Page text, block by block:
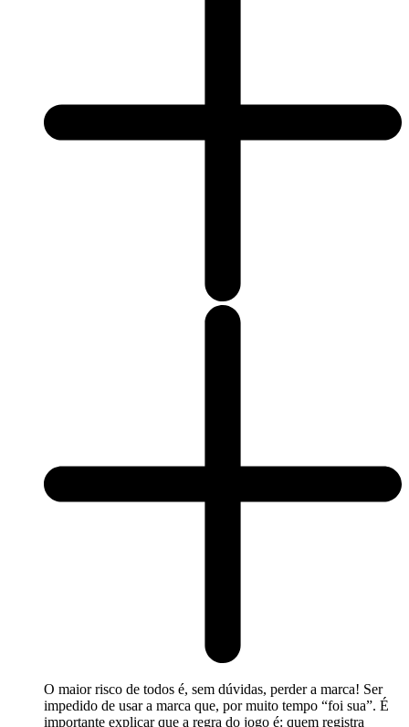
O maior risco de todos é, sem dúvidas, perder a marca! Ser
impedido de usar a marca que, por muito tempo “foi sua”. É
importante explicar que a regra do jogo é: quem registra